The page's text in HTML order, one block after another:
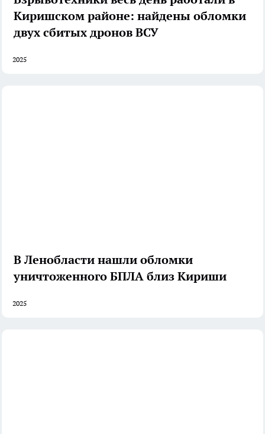
Киришском районе: найдены обломки
двух сбитых дронов ВСУ
2025
В Ленобласти нашли обломки
уничтоженного БПЛА близ Кириши
2025